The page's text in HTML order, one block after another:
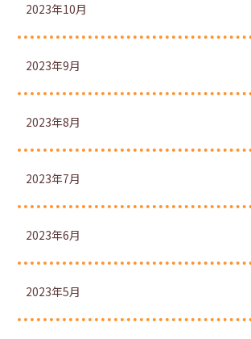
2023年10月
2023年9月
2023年8月
2023年7月
2023年6月
2023年5月